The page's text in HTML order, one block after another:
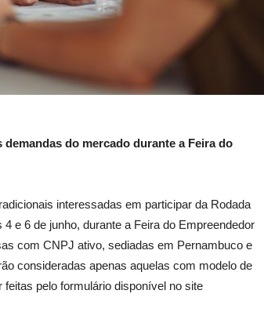
do mercado durante a Feira do
interessadas em participar da Rodada
e 6 de junho, durante a Feira do Empreendedor
com CNPJ ativo, sediadas em Pernambuco e
consideradas apenas aquelas com modelo de
pelo formulário disponível no site